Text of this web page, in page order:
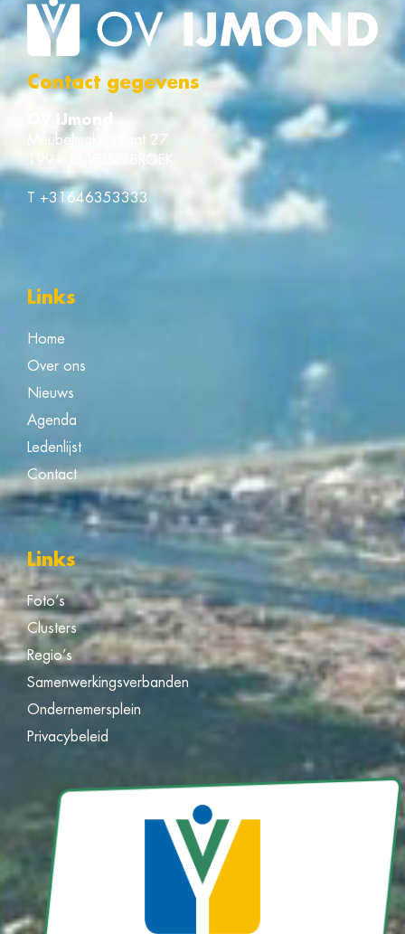
Contact gegevens
OV IJmond
Meubelmakerstraat 27
1991 JD VELSERBROEK
T +31646353333
Links
Home
Over ons
Nieuws
Agenda
Ledenlijst
Contact
Links
Foto’s
Clusters
Regio’s
Samenwerkingsverbanden
Ondernemersplein
Privacybeleid